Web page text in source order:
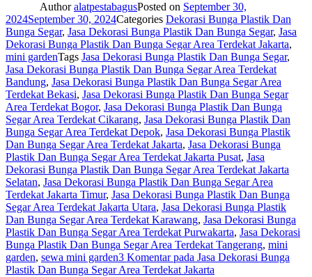
AuthoralatpestabagusPosted on September 30,
2024September 30, 2024Categories Dekorasi Bunga Plastik Dan
Bunga Segar, Jasa Dekorasi Bunga Plastik Dan Bunga Segar, Jasa
Dekorasi Bunga Plastik Dan Bunga Segar Area Terdekat Jakarta,
mini gardenTags Jasa Dekorasi Bunga Plastik Dan Bunga Segar,
Jasa Dekorasi Bunga Plastik Dan Bunga Segar Area Terdekat
Bandung, Jasa Dekorasi Bunga Plastik Dan Bunga Segar Area
Terdekat Bekasi, Jasa Dekorasi Bunga Plastik Dan Bunga Segar
Area Terdekat Bogor, Jasa Dekorasi Bunga Plastik Dan Bunga
Segar Area Terdekat Cikarang, Jasa Dekorasi Bunga Plastik Dan
Bunga Segar Area Terdekat Depok, Jasa Dekorasi Bunga Plastik
Dan Bunga Segar Area Terdekat Jakarta, Jasa Dekorasi Bunga
Plastik Dan Bunga Segar Area Terdekat Jakarta Pusat, Jasa
Dekorasi Bunga Plastik Dan Bunga Segar Area Terdekat Jakarta
Selatan, Jasa Dekorasi Bunga Plastik Dan Bunga Segar Area
Terdekat Jakarta Timur, Jasa Dekorasi Bunga Plastik Dan Bunga
Segar Area Terdekat Jakarta Utara, Jasa Dekorasi Bunga Plastik
Dan Bunga Segar Area Terdekat Karawang, Jasa Dekorasi Bunga
Plastik Dan Bunga Segar Area Terdekat Purwakarta, Jasa Dekorasi
Bunga Plastik Dan Bunga Segar Area Terdekat Tangerang, mini
garden, sewa mini garden3 Komentarpada Jasa Dekorasi Bunga
Plastik Dan Bunga Segar Area Terdekat Jakarta